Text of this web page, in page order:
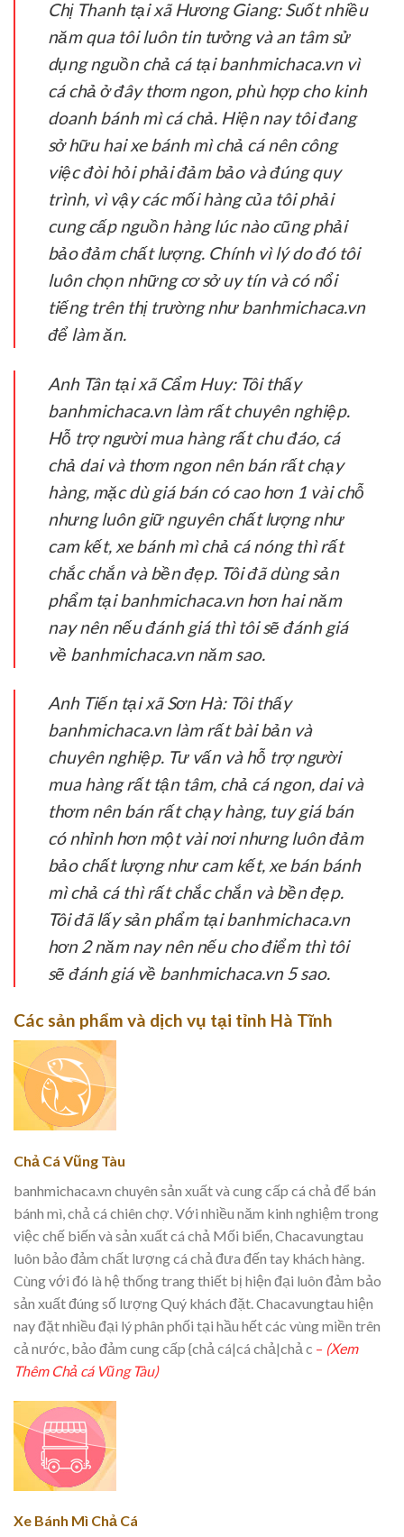
Chị Thanh tại xã Hương Giang:Suốt nhiều
năm qua tôi luôn tin tưởng và an tâm sử
dụng nguồn chả cá tại banhmichaca.vn vì
cá chả ở đây thơm ngon, phù hợp cho kinh
doanh bánh mì cá chả. Hiện nay tôi đang
sở hữu hai xe bánh mì chả cá nên công
việc đòi hỏi phải đảm bảo và đúng quy
trình, vì vậy các mối hàng của tôi phải
cung cấp nguồn hàng lúc nào cũng phải
bảo đảm chất lượng. Chính vì lý do đó tôi
luôn chọn những cơ sở uy tín và có nổi
tiếng trên thị trường như banhmichaca.vn
để làm ăn.
Anh Tân tại xã Cẩm Huy:Tôi thấy
banhmichaca.vn làm rất chuyên nghiệp.
Hỗ trợ người mua hàng rất chu đáo, cá
chả dai và thơm ngon nên bán rất chạy
hàng, mặc dù giá bán có cao hơn 1 vài chỗ
nhưng luôn giữ nguyên chất lượng như
cam kết, xe bánh mì chả cá nóng thì rất
chắc chắn và bền đẹp. Tôi đã dùng sản
phẩm tại banhmichaca.vn hơn hai năm
nay nên nếu đánh giá thì tôi sẽ đánh giá
về banhmichaca.vn năm sao.
Anh Tiến tại xã Sơn Hà:Tôi thấy
banhmichaca.vn làm rất bài bản và
chuyên nghiệp. Tư vấn và hỗ trợ người
mua hàng rất tận tâm, chả cá ngon, dai và
thơm nên bán rất chạy hàng, tuy giá bán
có nhỉnh hơn một vài nơi nhưng luôn đảm
bảo chất lượng như cam kết, xe bán bánh
mì chả cá thì rất chắc chắn và bền đẹp.
Tôi đã lấy sản phẩm tại banhmichaca.vn
hơn 2 năm nay nên nếu cho điểm thì tôi
sẽ đánh giá về banhmichaca.vn 5 sao.
Các sản phẩm và dịch vụ tại tỉnh Hà Tĩnh
Chả Cá Vũng Tàu
banhmichaca.vn chuyên sản xuất và cung cấp cá chả để bán
bánh mì, chả cá chiên chợ. Với nhiều năm kinh nghiệm trong
việc chế biến và sản xuất cá chả Mối biển, Chacavungtau
luôn bảo đảm chất lượng cá chả đưa đến tay khách hàng.
Cùng với đó là hệ thống trang thiết bị hiện đại luôn đảm bảo
sản xuất đúng số lượng Quý khách đặt. Chacavungtau hiện
nay đặt nhiều đại lý phân phối tại hầu hết các vùng miền trên
cả nước, bảo đảm cung cấp {chả cá|cá chả|chả c – (Xem
Thêm Chả cá Vũng Tàu)
Xe Bánh Mì Chả Cá